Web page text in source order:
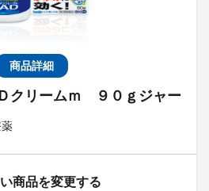
商品詳細
クリームｍ ９０ｇジャー
商品を変更する